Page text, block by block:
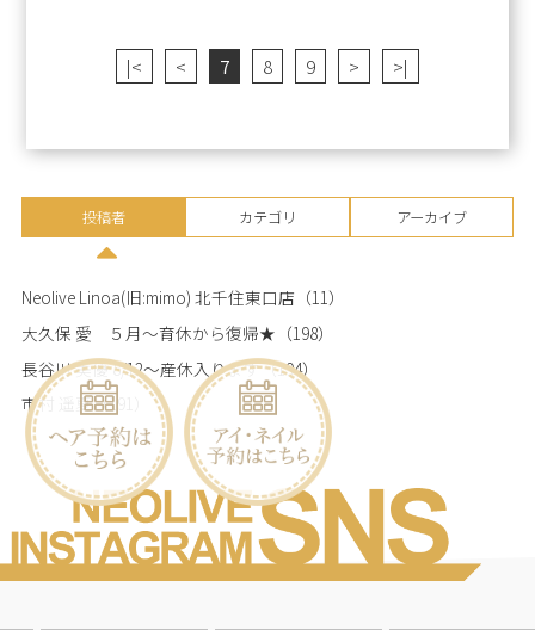
|< < 7 8 9 > >|
投稿者 カテゴリ アーカイブ
Neolive Linoa(旧:mimo) 北千住東口店 （11）
大久保 愛 ５月～育休から復帰★ （198）
長谷川 美優 8/12～産休入ります（194）
市村 遥夏（191）